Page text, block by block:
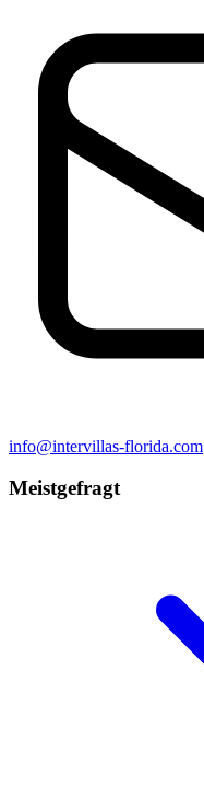
info@intervillas-florida.com
Meistgefragt